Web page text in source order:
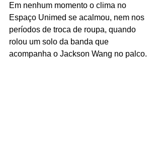
Em nenhum momento o clima no
Espaço Unimed se acalmou, nem nos
períodos de troca de roupa, quando
rolou um solo da banda que
acompanha o Jackson Wang no palco.